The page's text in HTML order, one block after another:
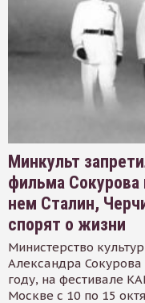
Минкульт
фильма
нем Сталин,
спорят о жизни
Министерство
Александра
году, на фестивале
Москве с 10 по 15